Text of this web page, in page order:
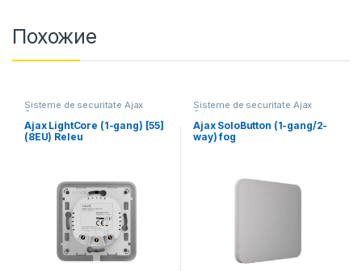
Похожие
Sisteme de securitate Ajax
Systems
Ajax LightCore (1-gang) [55]
(8EU) Releu
Sisteme de securitate Ajax
Systems
Ajax SoloButton (1-gang/2-
way) fog